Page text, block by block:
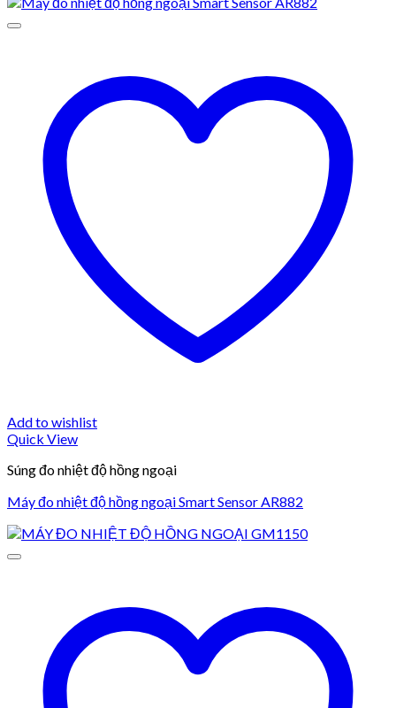
Add to wishlist
Quick View
Súng đo nhiệt độ hồng ngoại
Máy đo nhiệt độ hồng ngoại Smart Sensor AR882